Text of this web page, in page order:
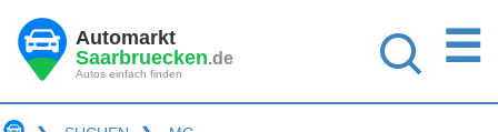
Automarkt
Saarbruecken.de
Autos einfach finden
☰